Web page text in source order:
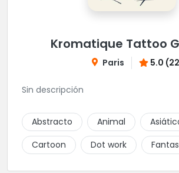
Kromatique Tattoo
Paris 5.0
Sin descripción
Abstracto Animal
Cartoon
Dot work